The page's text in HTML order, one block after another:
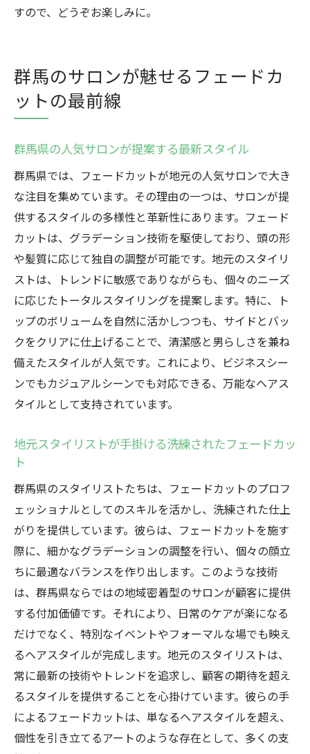
すので、どうぞお楽しみに。
群馬のサロンが魅せるフェードカ
ットの最前線
群馬県の人気サロンが提案する最新スタイル
群馬県では、フェードカットが地元の人気サロンで大き
な注目を集めています。その理由の一つは、サロンが提
供するスタイルの多様性と革新性にあります。フェード
カットは、グラデーション技術を駆使しており、頭の形
や髪質に応じて独自の調整が可能です。地元のスタイリ
ストは、トレンドに敏感でありながらも、個々のニーズ
に応じたトータルスタイリングを提案します。特に、ト
ップのボリュームを自然に活かしつつも、サイドとバッ
クをクリアに仕上げることで、清潔感と男らしさを兼ね
備えたスタイルが人気です。これにより、ビジネスシー
ンでもカジュアルシーンでも対応できる、万能なヘアス
タイルとして支持されています。
地元スタイリストが手掛ける洗練されたフェードカッ
ト
群馬県のスタイリストたちは、フェードカットのプロフ
ェッショナルとしてのスキルを活かし、洗練された仕上
がりを提供しています。彼らは、フェードカットを施す
際に、細かなグラデーションの調整を行い、個々の顔立
ちに最適なバランスを作り出します。このような技術
は、群馬県ならではの地域密着型のサロンが顧客に提供
する付加価値です。それにより、日常のケアが楽になる
だけでなく、特別なイベントやフォーマルな場でも映え
るヘアスタイルが完成します。地元のスタイリストは、
常に最新の技術やトレンドを追求し、顧客の期待を超え
るスタイルを提供することを心掛けています。彼らの手
によるフェードカットは、単なるヘアスタイルを超え、
個性を引き立てるアートのような存在として、多くの支